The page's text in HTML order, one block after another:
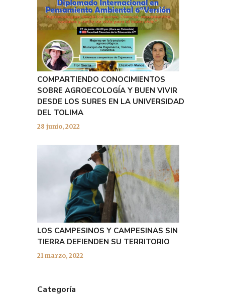
COMPARTIENDO CONOCIMIENTOS
SOBRE AGROECOLOGÍA Y BUEN VIVIR
DESDE LOS SURES EN LA UNIVERSIDAD
DEL TOLIMA
28 junio, 2022
LOS CAMPESINOS Y CAMPESINAS SIN
TIERRA DEFIENDEN SU TERRITORIO
21 marzo, 2022
Categoría